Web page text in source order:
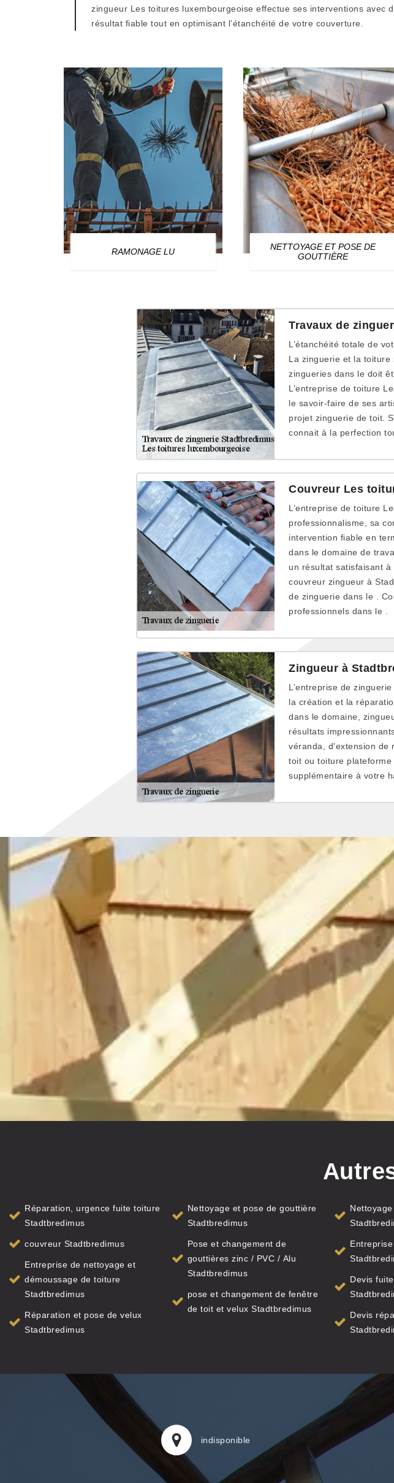
zingueur Les toitures luxembourgeoise effectue ses interventions
résultat fiable tout en optimisant l’étanchéité de votre couverture.
RAMONAGE LU
NETTOYAGE ET POSE DE
GOUTTIÈRE
Travaux de
L’étanchéité totale de
La zinguerie et la
zingueries dans le doit
L’entreprise de toiture
le savoir-faire de ses
projet zinguerie de toit.
connait à la perfection
Couvreur Les
L’entreprise de toiture
professionnalisme, sa
intervention fiable en
dans le domaine de
un résultat satisfaisant
couvreur zingueur à
de zinguerie dans le .
professionnels dans le .
Zingueur à
L’entreprise de
la création et la
dans le domaine,
résultats
véranda, d'extension de
toit ou toiture
supplémentaire à votre
Réparation, urgence fuite toiture
Stadtbredimus
couvreur Stadtbredimus
Entreprise de nettoyage et
démoussage de toiture
Stadtbredimus
Réparation et pose de velux
Stadtbredimus
Nettoyage et pose de gouttière
Stadtbredimus
Pose et changement de
gouttières zinc / PVC / Alu
Stadtbredimus
pose et changement de fenêtre
de toit et velux Stadtbredimus
Devis
Devis
indisponible